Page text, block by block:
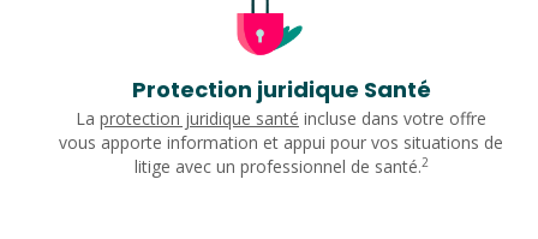
Protection juridique Santé
La protection juridique santé incluse dans votre offre
vous apporte information et appui pour vos situations de
litige avec un professionnel de santé.2